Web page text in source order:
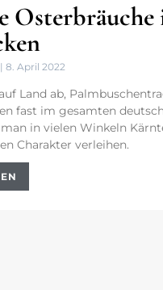
8. April 2022
Land ab,
fast im gesamten
in vielen Winkeln
Charakter verleihen.